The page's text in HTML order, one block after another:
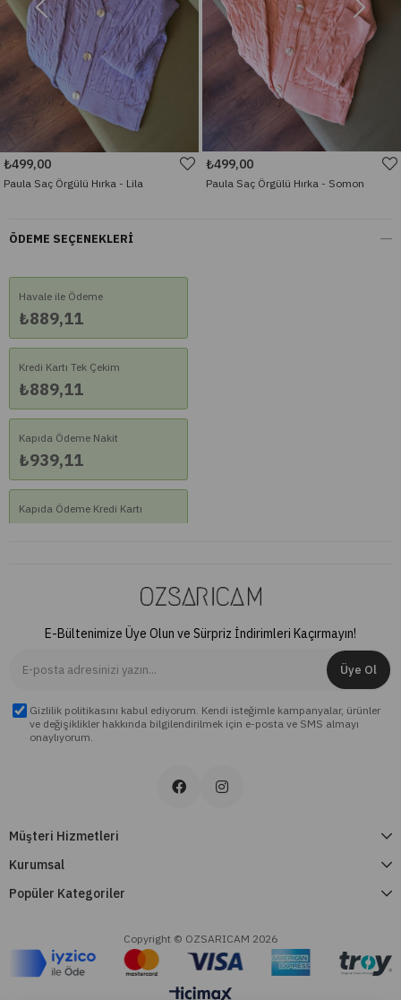
₺499,00
Paula Saç Örgülü Hırka - Lila
₺499,00
Paula Saç Örgülü Hırka - Somon
ÖDEME SEÇENEKLERI
Havale ile Ödeme
₺889,11
Kredi Kartı Tek Çekim
₺889,11
Kapıda Ödeme Nakit
₺939,11
Kapıda Ödeme Kredi Kartı
E-Bültenimize Üye Olun ve Sürpriz İndirimleri Kaçırmayın!
Üye Ol
Gizlilik politikasını kabul ediyorum. Kendi isteğimle kampanyalar, ürünler
ve değişiklikler hakkında bilgilendirilmek için e-posta ve SMS almayı
onaylıyorum.
Müşteri Hizmetleri
Kurumsal
Popüler Kategoriler
Copyright © OZSARICAM 2026